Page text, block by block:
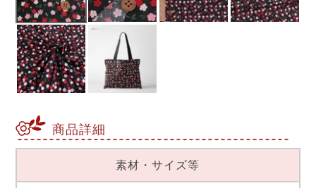
商品詳細
素材・サイズ等